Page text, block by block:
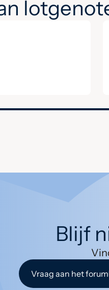
Blijf
Vraag aan het forum